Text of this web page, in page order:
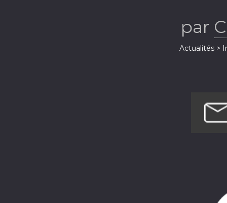
par
Actualités >